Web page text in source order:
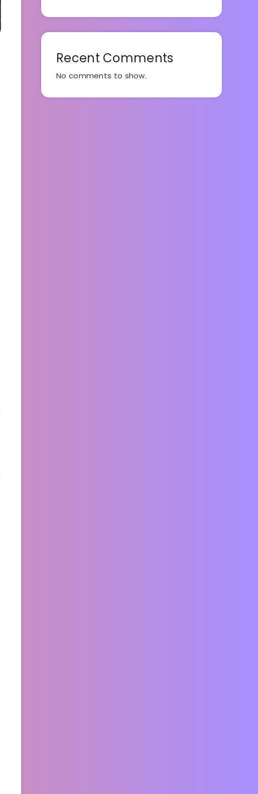
Recent Comments
No comments to show.